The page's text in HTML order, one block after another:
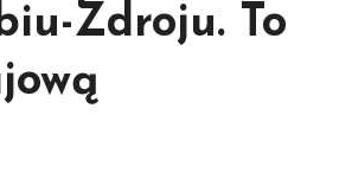
Zdroju. To